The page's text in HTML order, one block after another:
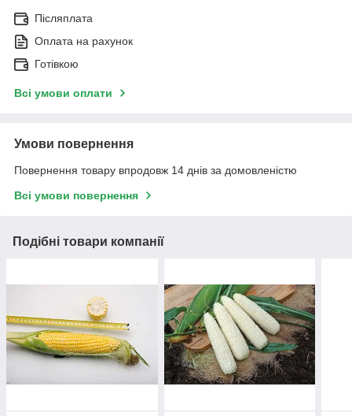
Післяплата
Оплата на рахунок
Готівкою
Всі умови оплати
Умови повернення
Повернення товару впродовж 14 днів за домовленістю
Всі умови повернення
Подібні товари компанії